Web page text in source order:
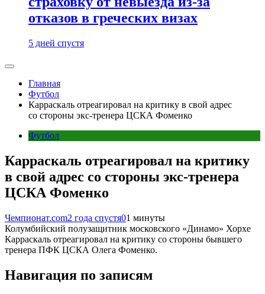
отказов в греческих визах
5 дней спустя
Главная
Футбол
Карраскаль отреагировал на критику в свой адрес
со стороны экс-тренера ЦСКА Фоменко
Футбол
Карраскаль отреагировал на критику
в свой адрес со стороны экс-тренера
ЦСКА Фоменко
Чемпионат.com2 года спустя01 минуты
Колумбийский полузащитник московского «Динамо» Хорхе
Карраскаль отреагировал на критику со стороны бывшего
тренера ПФК ЦСКА Олега Фоменко.
Навигация по записям